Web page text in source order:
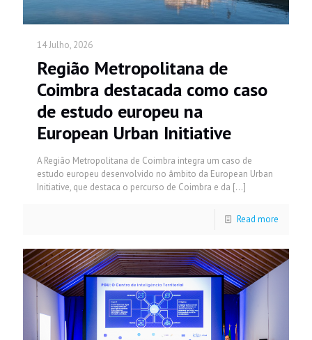
14 Julho, 2026
Região Metropolitana de
Coimbra destacada como caso
de estudo europeu na
European Urban Initiative
A Região Metropolitana de Coimbra integra um caso de
estudo europeu desenvolvido no âmbito da European Urban
Initiative, que destaca o percurso de Coimbra e da […]
Read more